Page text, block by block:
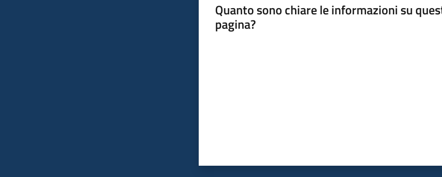
Quanto sono chiare le informazioni su
pagina?